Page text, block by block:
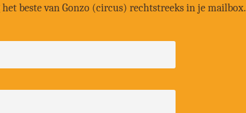
beste van Gonzo (circus) rechtstreeks in je mailbox.